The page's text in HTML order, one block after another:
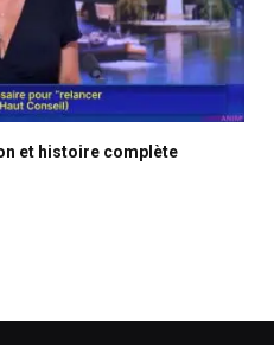
et histoire complète